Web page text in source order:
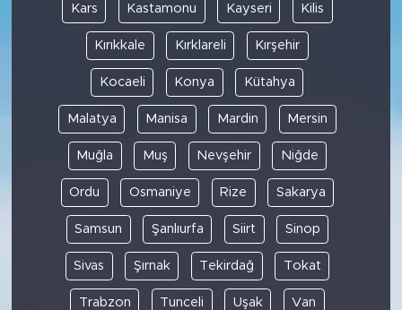
Kars Kastamonu Kayseri Kilis
Kırıkkale Kırklareli Kırşehir
Kocaeli Konya Kütahya
Malatya Manisa Mardin Mersin
Muğla Muş Nevşehir Niğde
Ordu Osmaniye Rize Sakarya
Samsun Şanlıurfa Siirt Sinop
Sivas Şırnak Tekirdağ Tokat
Trabzon Tunceli Uşak Van